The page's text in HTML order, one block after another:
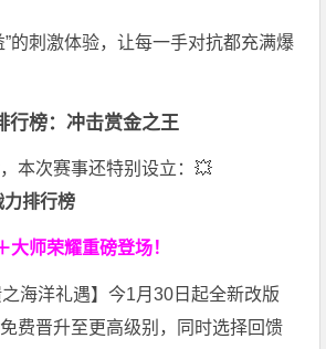
”的刺激体验，让每一手对抗都充满爆
行榜：冲击赏金之王
本次赛事还特别设立：💥
力排行榜
大师荣耀重磅登场！
之海洋礼遇】今1月30日起全新改版
费晋升至更高级别，同时选择回馈